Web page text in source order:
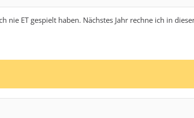
ET gespielt haben. Nächstes Jahr rechne ich in